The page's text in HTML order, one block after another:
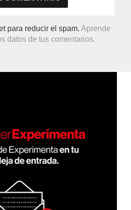
para reducir el spam.Aprende
datos de tus comentarios.